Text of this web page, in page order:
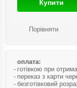
Купити
Порівняти
оплата:
готівкою при
переказ з карти
безготівковий